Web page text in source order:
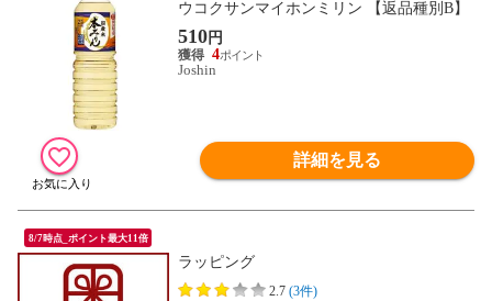
ウコクサンマイホンミリン 【返品種別B】
510円
4
Joshin
詳細を見る
8/7時点_ポイント最大11倍
ラッピング
2.7 (3件)